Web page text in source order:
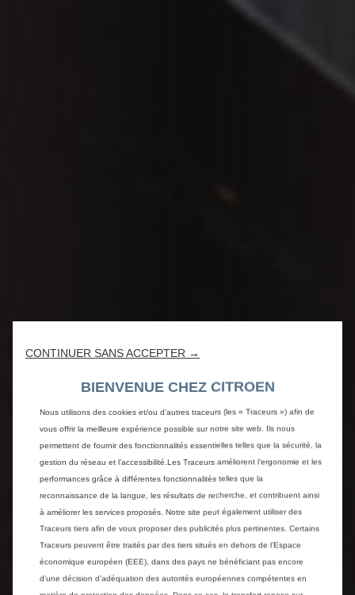
CONTINUER SANS ACCEPTER →
BIENVENUE CHEZ CITROEN
Nous utilisons des cookies et/ou d’autres traceurs (les « Traceurs ») afin de
vous offrir la meilleure expérience possible sur notre site web. Ils nous
permettent de fournir des fonctionnalités essentielles telles que la sécurité, la
gestion du réseau et l’accessibilité.Les Traceurs améliorent l’ergonomie et les
performances grâce à différentes fonctionnalités telles que la
reconnaissance de la langue, les résultats de recherche, et contribuent ainsi
à améliorer les services proposés. Notre site peut également utiliser des
Traceurs tiers afin de vous proposer des publicités plus pertinentes. Certains
Traceurs peuvent être traités par des tiers situés en dehors de l’Espace
économique européen (EEE), dans des pays ne bénéficiant pas encore
d’une décision d’adéquation des autorités européennes compétentes en